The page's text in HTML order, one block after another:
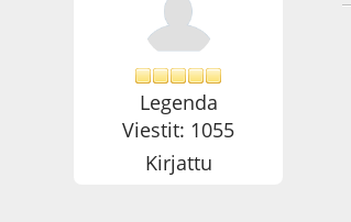
Legenda
Viestit: 1055
Kirjattu